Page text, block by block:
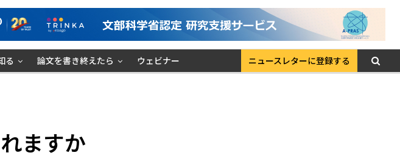
る 論文を書き終えたら ウェビナー ニュースレターに登録する
ますか